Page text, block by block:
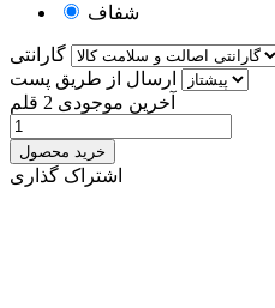
شفاف
گارانتی
ارسال از طریق پست
آخرین موجودی 2 قلم
خرید محصول
اشتراک گذاری